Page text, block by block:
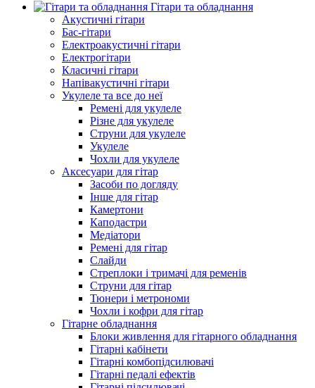
Гітари та обладнання
Акустичні гітари
Бас-гітари
Електроакустичні гітари
Електрогітари
Класичні гітари
Напівакустичні гітари
Укулеле та все до неї
Ремені для укулеле
Різне для укулеле
Струни для укулеле
Укулеле
Чохли для укулеле
Аксесуари для гітар
Засоби по догляду
Інше для гітар
Камертони
Каподастри
Медіатори
Ремені для гітар
Слайди
Стреплоки і тримачі для ременів
Струни для гітар
Тюнери і метрономи
Чохли і кофри для гітар
Гітарне обладнання
Блоки живлення для гітарного обладнання
Гітарні кабінети
Гітарні комбопідсилювачі
Гітарні педалі ефектів